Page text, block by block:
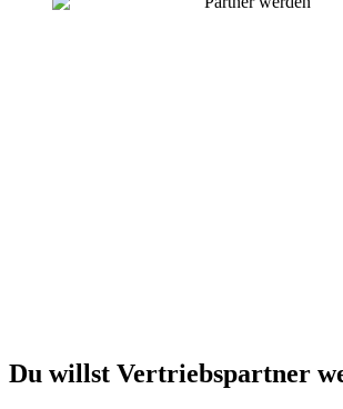
Du willst Vertriebspartner